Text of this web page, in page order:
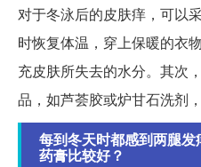
对于冬泳后的皮肤痒，可以
时恢复体温，穿上保暖的衣
充皮肤所失去的水分。其次
品，如芦荟胶或炉甘石洗剂
每到冬天时都感到两腿
药膏比较好？